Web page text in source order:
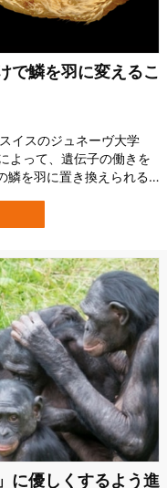
で鱗を羽に変えるこ
イスのジュネーヴ大学
よって、遺伝子の働きを
鱗を羽に置き換えられる
のから左右対称の大人の
の隙間から羽が生えると
に優しくするよう進